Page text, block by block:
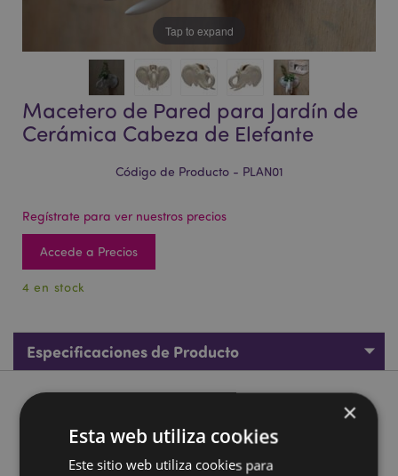
Tap to expand
Macetero de Pared para Jardín de
Cerámica Cabeza de Elefante
Código de Producto - PLAN01
Regístrate para ver nuestros precios
Accede a Precios
4 en stock
Especificaciones de Producto
Descripción de Producto
Elefante
×
Esta web utiliza cookies
Este sitio web utiliza cookies para